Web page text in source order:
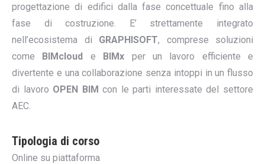
progettazione di edifici dalla fase concettuale fino alla
fase di costruzione. E’ strettamente integrato
nell’ecosistema di GRAPHISOFT, comprese soluzioni
come BIMcloud e BIMx per un lavoro efficiente e
divertente e una collaborazione senza intoppi in un flusso
di lavoro OPEN BIM con le parti interessate del settore
AEC.
Tipologia di corso
Online su piattaforma